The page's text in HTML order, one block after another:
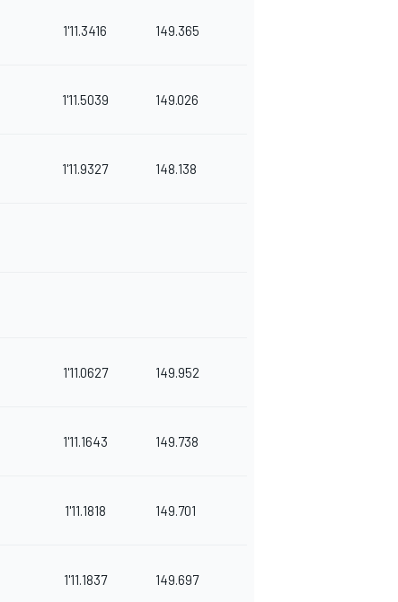
1'11.3416 149.365
1'11.5039 149.026
1'11.9327 148.138
1'11.0627 149.952
1'11.1643 149.738
1'11.1818 149.701
1'11.1837 149.697